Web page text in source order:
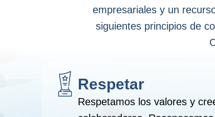
empresariales y un
siguientes principios de
Respetar
Respetamos los valores y